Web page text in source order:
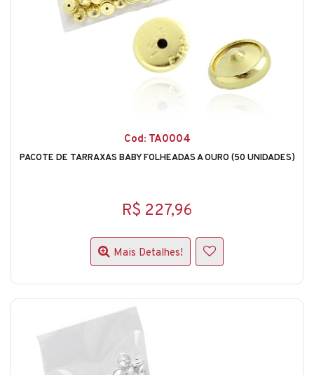
Cod: TA0004
PACOTE DE TARRAXAS BABY FOLHEADAS A OURO (50 UNIDADES)
R$ 227,96
Mais Detalhes!